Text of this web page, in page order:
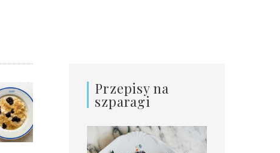
Przepisy na
szparagi